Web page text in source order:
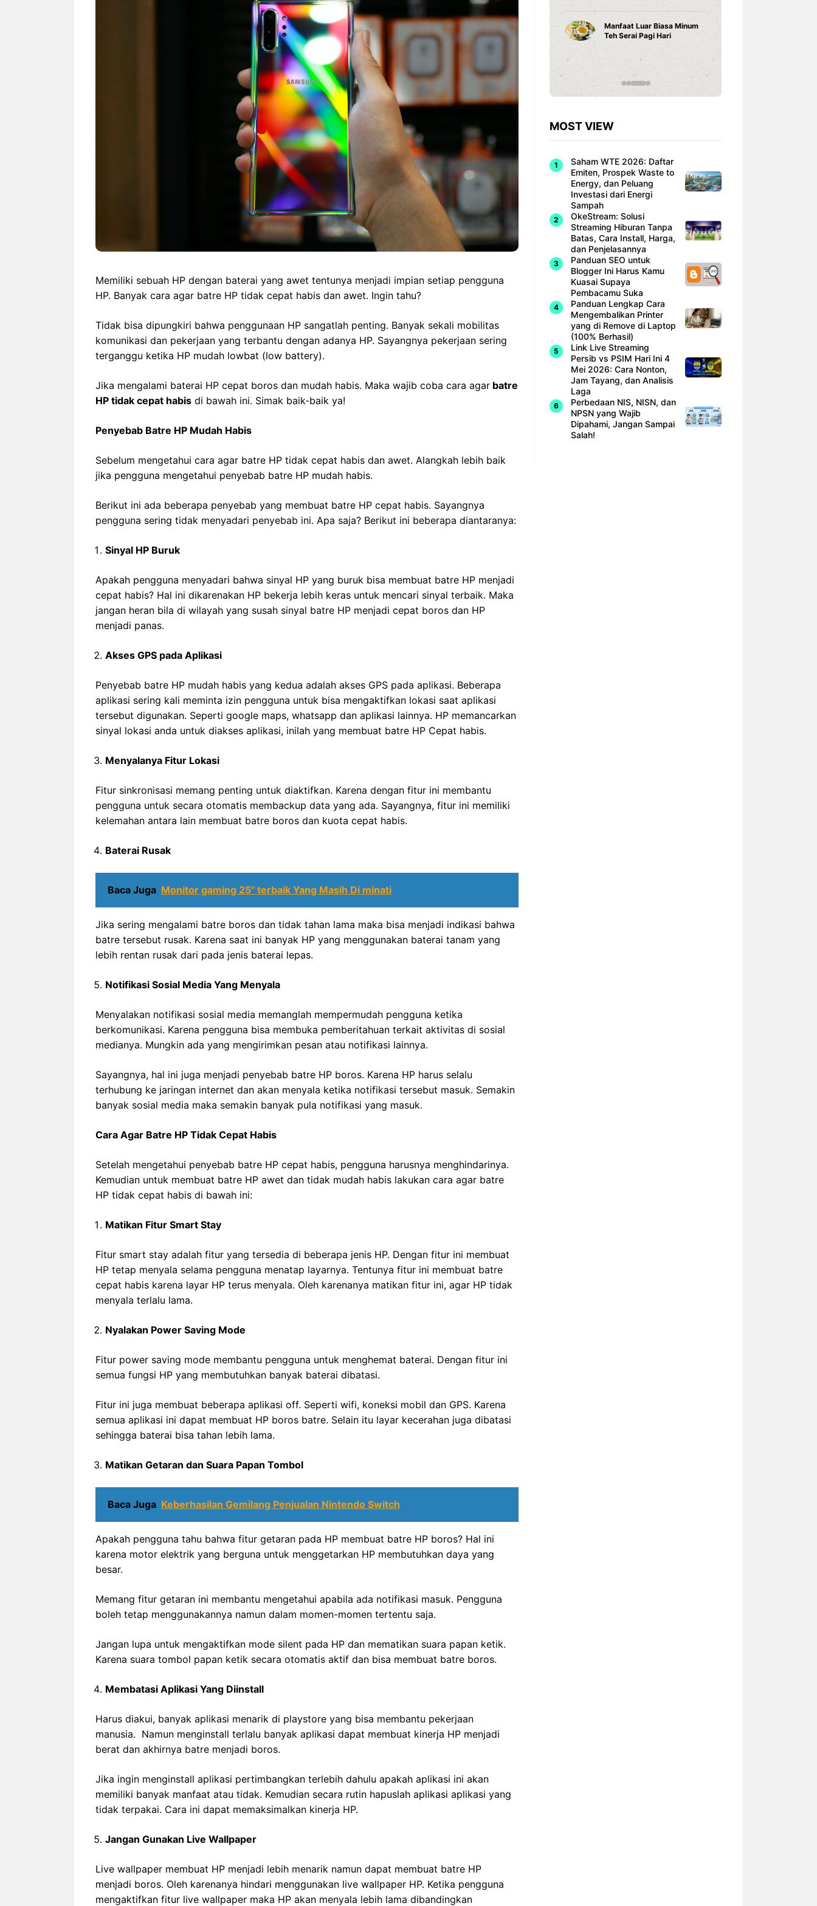
Memiliki sebuah HP dengan baterai yang awet tentunya menjadi impian setiap pengguna
HP. Banyak cara agar batre HP tidak cepat habis dan awet. Ingin tahu?
Tidak bisa dipungkiri bahwa penggunaan HP sangatlah penting. Banyak sekali mobilitas
komunikasi dan pekerjaan yang terbantu dengan adanya HP. Sayangnya pekerjaan sering
terganggu ketika HP mudah lowbat (low battery).
Jika mengalami baterai HP cepat boros dan mudah habis. Maka wajib coba cara agar batre
HP tidak cepat habis di bawah ini. Simak baik-baik ya!
Penyebab Batre HP Mudah Habis
Sebelum mengetahui cara agar batre HP tidak cepat habis dan awet. Alangkah lebih baik
jika pengguna mengetahui penyebab batre HP mudah habis.
Berikut ini ada beberapa penyebab yang membuat batre HP cepat habis. Sayangnya
pengguna sering tidak menyadari penyebab ini. Apa saja? Berikut ini beberapa diantaranya:
Sinyal HP Buruk
Apakah pengguna menyadari bahwa sinyal HP yang buruk bisa membuat batre HP menjadi
cepat habis? Hal ini dikarenakan HP bekerja lebih keras untuk mencari sinyal terbaik. Maka
jangan heran bila di wilayah yang susah sinyal batre HP menjadi cepat boros dan HP
menjadi panas.
Akses GPS pada Aplikasi
Penyebab batre HP mudah habis yang kedua adalah akses GPS pada aplikasi. Beberapa
aplikasi sering kali meminta izin pengguna untuk bisa mengaktifkan lokasi saat aplikasi
tersebut digunakan. Seperti google maps, whatsapp dan aplikasi lainnya. HP memancarkan
sinyal lokasi anda untuk diakses aplikasi, inilah yang membuat batre HP Cepat habis.
Menyalanya Fitur Lokasi
Fitur sinkronisasi memang penting untuk diaktifkan. Karena dengan fitur ini membantu
pengguna untuk secara otomatis membackup data yang ada. Sayangnya, fitur ini memiliki
kelemahan antara lain membuat batre boros dan kuota cepat habis.
Baterai Rusak
Baca Juga Monitor gaming 25" terbaik Yang Masih Di minati
Jika sering mengalami batre boros dan tidak tahan lama maka bisa menjadi indikasi bahwa
batre tersebut rusak. Karena saat ini banyak HP yang menggunakan baterai tanam yang
lebih rentan rusak dari pada jenis baterai lepas.
Notifikasi Sosial Media Yang Menyala
Menyalakan notifikasi sosial media memanglah mempermudah pengguna ketika
berkomunikasi. Karena pengguna bisa membuka pemberitahuan terkait aktivitas di sosial
medianya. Mungkin ada yang mengirimkan pesan atau notifikasi lainnya.
Sayangnya, hal ini juga menjadi penyebab batre HP boros. Karena HP harus selalu
terhubung ke jaringan internet dan akan menyala ketika notifikasi tersebut masuk. Semakin
banyak sosial media maka semakin banyak pula notifikasi yang masuk.
Cara Agar Batre HP Tidak Cepat Habis
Setelah mengetahui penyebab batre HP cepat habis, pengguna harusnya menghindarinya.
Kemudian untuk membuat batre HP awet dan tidak mudah habis lakukan cara agar batre
HP tidak cepat habis di bawah ini:
Matikan Fitur Smart Stay
Fitur smart stay adalah fitur yang tersedia di beberapa jenis HP. Dengan fitur ini membuat
HP tetap menyala selama pengguna menatap layarnya. Tentunya fitur ini membuat batre
cepat habis karena layar HP terus menyala. Oleh karenanya matikan fitur ini, agar HP tidak
menyala terlalu lama.
Nyalakan Power Saving Mode
Fitur power saving mode membantu pengguna untuk menghemat baterai. Dengan fitur ini
semua fungsi HP yang membutuhkan banyak baterai dibatasi.
Fitur ini juga membuat beberapa aplikasi off. Seperti wifi, koneksi mobil dan GPS. Karena
semua aplikasi ini dapat membuat HP boros batre. Selain itu layar kecerahan juga dibatasi
sehingga baterai bisa tahan lebih lama.
Matikan Getaran dan Suara Papan Tombol
Baca Juga Keberhasilan Gemilang Penjualan Nintendo Switch
Apakah pengguna tahu bahwa fitur getaran pada HP membuat batre HP boros? Hal ini
karena motor elektrik yang berguna untuk menggetarkan HP membutuhkan daya yang
besar.
Memang fitur getaran ini membantu mengetahui apabila ada notifikasi masuk. Pengguna
boleh tetap menggunakannya namun dalam momen-momen tertentu saja.
Jangan lupa untuk mengaktifkan mode silent pada HP dan mematikan suara papan ketik.
Karena suara tombol papan ketik secara otomatis aktif dan bisa membuat batre boros.
Membatasi Aplikasi Yang Diinstall
Harus diakui, banyak aplikasi menarik di playstore yang bisa membantu pekerjaan
manusia. Namun menginstall terlalu banyak aplikasi dapat membuat kinerja HP menjadi
berat dan akhirnya batre menjadi boros.
Jika ingin menginstall aplikasi pertimbangkan terlebih dahulu apakah aplikasi ini akan
memiliki banyak manfaat atau tidak. Kemudian secara rutin hapuslah aplikasi aplikasi yang
tidak terpakai. Cara ini dapat memaksimalkan kinerja HP.
Jangan Gunakan Live Wallpaper
Live wallpaper membuat HP menjadi lebih menarik namun dapat membuat batre HP
menjadi boros. Oleh karenanya hindari menggunakan live wallpaper HP. Ketika pengguna
mengaktifkan fitur live wallpaper maka HP akan menyala lebih lama dibandingkan
Rekor Indonesia vs
Singapura: Garuda Lebih
Dominan Jelang ASEAN
Hyundai Cup 2026
Indonesia vs Singapura:
Duel Hidup Mati di ASEAN
Manfaat Luar Biasa Minum
Teh Serai Pagi Hari
MOST VIEW
Saham WTE 2026: Daftar
Emiten, Prospek Waste to
Energy, dan Peluang
Investasi dari Energi
Sampah
OkeStream: Solusi
Streaming Hiburan Tanpa
Batas, Cara Install, Harga,
dan Penjelasannya
Panduan SEO untuk
Blogger Ini Harus Kamu
Kuasai Supaya
Pembacamu Suka
Panduan Lengkap Cara
Mengembalikan Printer
yang di Remove di Laptop
(100% Berhasil)
Link Live Streaming
Persib vs PSIM Hari Ini 4
Mei 2026: Cara Nonton,
Jam Tayang, dan Analisis
Laga
Perbedaan NIS, NISN, dan
NPSN yang Wajib
Dipahami, Jangan Sampai
Salah!